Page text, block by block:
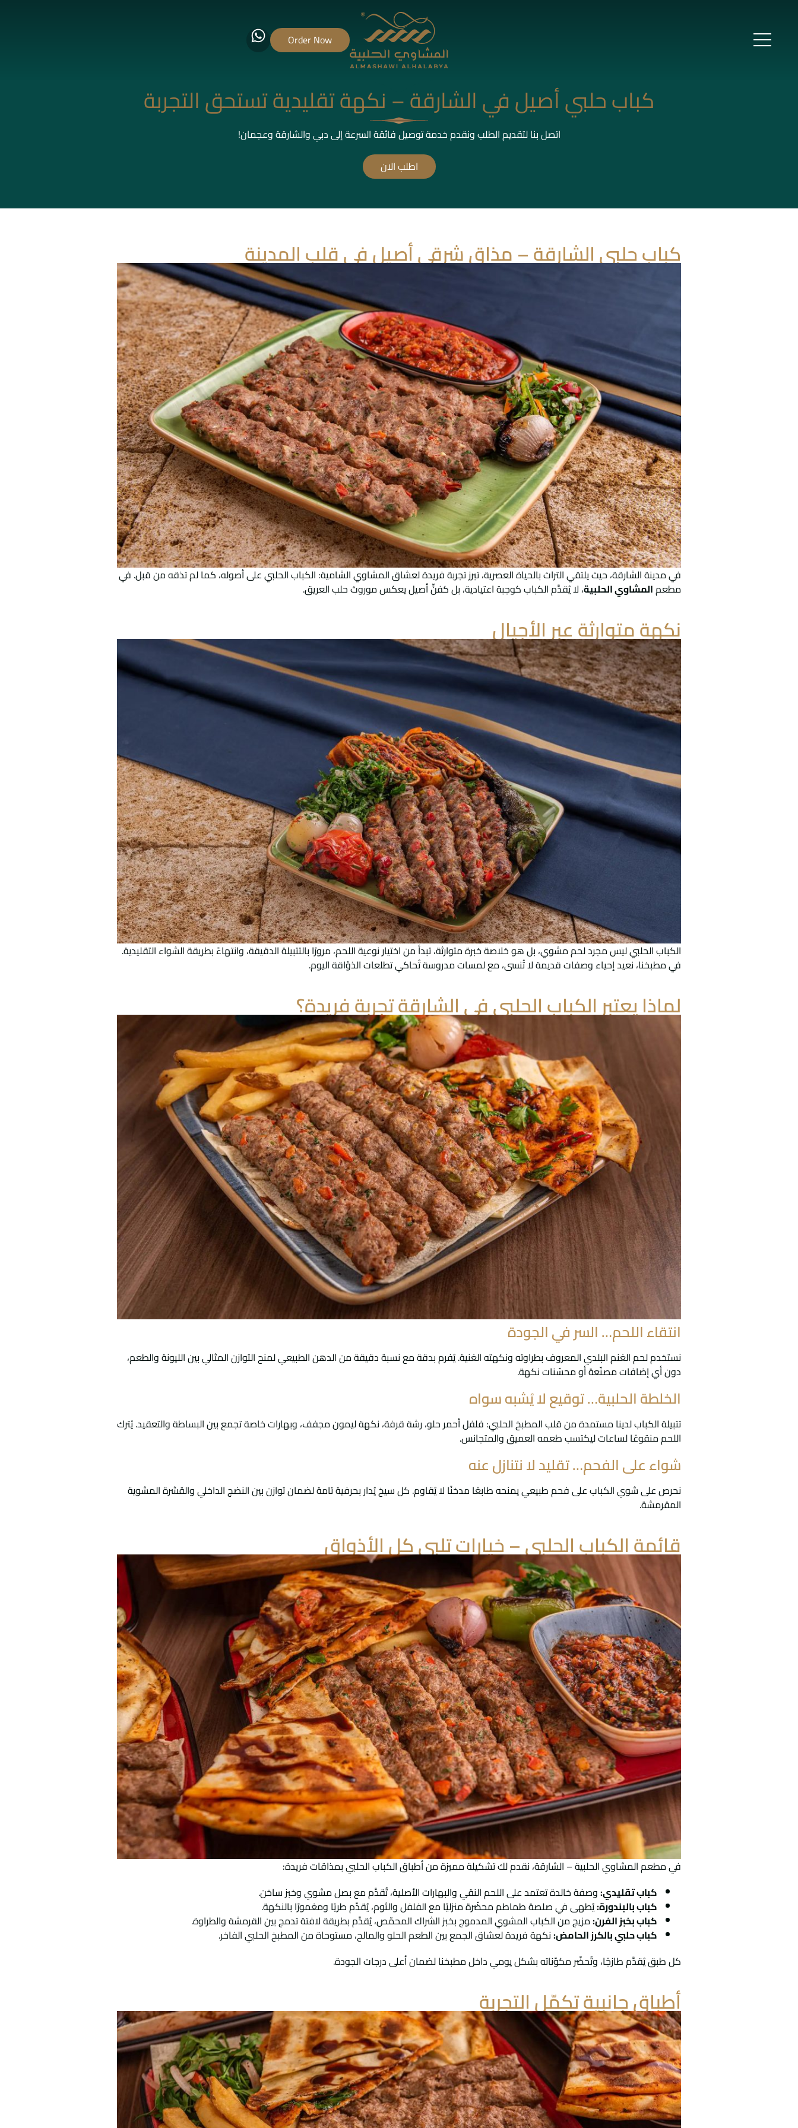
Order Now
كباب حلبي أصيل في الشارقة – نكهة تقليدية تستحق التجربة
اتصل بنا لتقديم الطلب ونقدم خدمة توصيل فائقة السرعة إلى دبي والشارقة وعجمان!
اطلب الان
كباب حلبي الشارقة – مذاق شرقي أصيل في قلب المدينة
في مدينة الشارقة، حيث يلتقي التراث بالحياة العصرية، تبرز تجربة فريدة لعشاق المشاوي الشامية: الكباب الحلبي على أصوله، كما لم تذقه من قبل. في
مطعمالمشاوي الحلبية، لا يُقدَّم الكباب كوجبة اعتيادية، بل كفنٍّ أصيل يعكس موروث حلب العريق.
نكهة متوارثة عبر الأجيال
الكباب الحلبي ليس مجرد لحم مشوي، بل هو خلاصة خبرة متوارثة، تبدأ من اختيار نوعية اللحم، مرورًا بالتتبيلة الدقيقة، وانتهاءً بطريقة الشواء التقليدية.
في مطبخنا، نعيد إحياء وصفات قديمة لا تُنسى، مع لمسات مدروسة تُحاكي تطلعات الذوّاقة اليوم.
لماذا يعتبر الكباب الحلبي في الشارقة تجربة فريدة؟
انتقاء اللحم… السر في الجودة
نستخدم لحم الغنم البلدي المعروف بطراوته ونكهته الغنية. يُفرم بدقة مع نسبة دقيقة من الدهن الطبيعي لمنح التوازن المثالي بين الليونة والطعم،
دون أي إضافات مصنّعة أو محسّنات نكهة.
الخلطة الحلبية… توقيع لا يُشبه سواه
تتبيلة الكباب لدينا مستمدة من قلب المطبخ الحلبي: فلفل أحمر حلو، رشة قرفة، نكهة ليمون مجفف، وبهارات خاصة تجمع بين البساطة والتعقيد. يُترك
اللحم منقوعًا لساعات ليكتسب طعمه العميق والمتجانس.
شواء على الفحم… تقليد لا نتنازل عنه
نحرص على شوي الكباب على فحم طبيعي يمنحه طابعًا مدخنًا لا يُقاوم. كل سيخ يُدار بحرفية تامة لضمان توازن بين النضج الداخلي والقشرة المشوية
المقرمشة.
قائمة الكباب الحلبي – خيارات تلبي كل الأذواق
في مطعم المشاوي الحلبية – الشارقة، نقدم لك تشكيلة مميزة من أطباق الكباب الحلبي بمذاقات فريدة:
كباب تقليدي:وصفة خالدة تعتمد على اللحم النقي والبهارات الأصلية، تُقدَّم مع بصل مشوي وخبز ساخن.
كباب بالبندورة:يُطهى في صلصة طماطم محضّرة منزليًا مع الفلفل والثوم، يُقدَّم طريًا ومغمورًا بالنكهة.
كباب بخبز الفرن:مزيج من الكباب المشوي المدموج بخبز الشراك المحمّص، يُقدَّم بطريقة لافتة تدمج بين القرمشة والطراوة.
كباب حلبي بالكرز الحامض:نكهة فريدة لعشاق الجمع بين الطعم الحلو والمالح، مستوحاة من المطبخ الحلبي الفاخر.
كل طبق يُقدَّم طازجًا، وتُحضّر مكوّناته بشكل يومي داخل مطبخنا لضمان أعلى درجات الجودة.
أطباق جانبية تكمّل التجربة